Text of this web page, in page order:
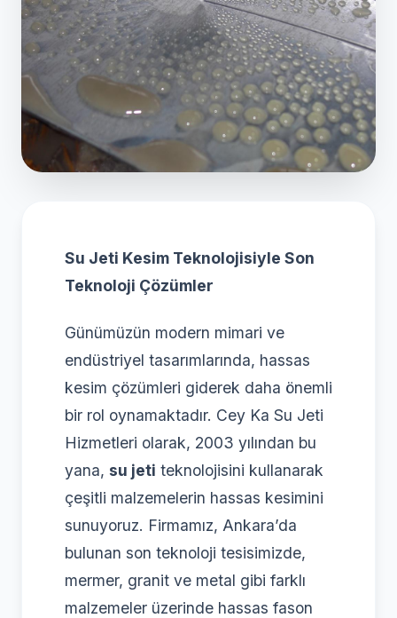
Su Jeti Kesim Teknolojisiyle Son
Teknoloji Çözümler
Günümüzün modern mimari ve
endüstriyel tasarımlarında, hassas
kesim çözümleri giderek daha önemli
bir rol oynamaktadır. Cey Ka Su Jeti
Hizmetleri olarak, 2003 yılından bu
yana, su jeti teknolojisini kullanarak
çeşitli malzemelerin hassas kesimini
sunuyoruz. Firmamız, Ankara’da
bulunan son teknoloji tesisimizde,
mermer, granit ve metal gibi farklı
malzemeler üzerinde hassas fason